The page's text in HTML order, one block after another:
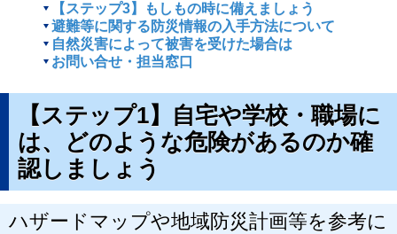
【ステップ3】もしもの時に備えましょう
避難等に関する防災情報の入手方法について
自然災害によって被害を受けた場合は
お問い合せ・担当窓口
【ステップ1】自宅や学校・職場に
は、どのような危険があるのか確
認しましょう
ハザードマップや地域防災計画等を参考に